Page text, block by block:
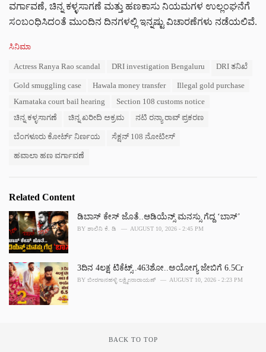
ವರ್ಗಾವಣೆ, ಚಿನ್ನ ಕಳ್ಳಸಾಗಣೆ ಮತ್ತು ಹಣಕಾಸು ನಿಯಮಗಳ ಉಲ್ಲಂಘನೆಗೆ
ಸಂಬಂಧಿಸಿದಂತೆ ಮುಂದಿನ ದಿನಗಳಲ್ಲಿ ಇನ್ನಷ್ಟು ವಿಚಾರಣೆಗಳು ನಡೆಯಲಿವೆ.
C
ಸಿನಿಮಾ
Actress Ranya Rao scandal DRI investigation Bengaluru DRI ತನಿಖೆ
Gold smuggling case Hawala money transfer
Illegal gold purchase
Karnataka court bail hearing
Section 108 customs notice
ಚಿನ್ನ ಕಳ್ಳಸಾಗಣೆ
ಚಿನ್ನ ಖರೀದಿ ಅಕ್ರಮ ನಟಿ ರನ್ಯಾ ರಾವ್ ಪ್ರಕರಣ
ಬೆಂಗಳೂರು ಕೋರ್ಟ್ ನಿರ್ಣಯ ಸೆಕ್ಷನ್ 108 ನೋಟೀಸ್
ಹವಾಲಾ ಹಣ ವರ್ಗಾವಣೆ
Related Content
ಡಿಬಾಸ್ ಕೇಸ್ ಜೊತೆ..ಆಡಿಯೆನ್ಸ್ ಮನಸ್ಸು ಗೆದ್ದ ‘ಬಾಸ್’
BY ಶಾಲಿನಿ ಕೆ. ಡಿ AUGUST 10, 2026 - 2:45 PM
3ದಿನ 4ಲಕ್ಷ ಟಿಕೆಟ್ಸ್..463ಶೋ..ಅಯೋಗ್ಯ ಜೇಬಿಗೆ 6.5Cr
BY ಬೀರಗಾನಹಳ್ಳಿ ಲಕ್ಷ್ಮೀನಾರಾಯಣ್ AUGUST 10, 2026 - 2:23 PM
BACK TO TOP